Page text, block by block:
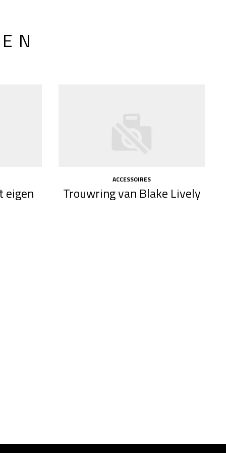
eigen
ACCESSOIRES
Trouwring van Blake Lively